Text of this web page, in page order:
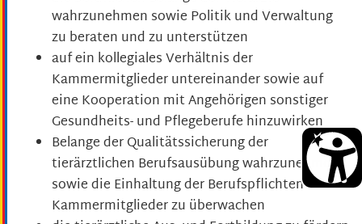
wahrzunehmen sowie Politik und Verwaltung
zu beraten und zu unterstützen
auf ein kollegiales Verhältnis der
Kammermitglieder untereinander sowie auf
eine Kooperation mit Angehörigen sonstiger
Gesundheits- und Pflegeberufe hinzuwirken
Belange der Qualitätssicherung der
tierärztlichen Berufsausübung wahrzunehmen
sowie die Einhaltung der Berufspflichten der
Kammermitglieder zu überwachen